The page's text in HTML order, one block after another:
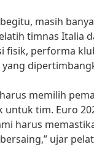
masih
timnas Italia
fisik, performa
yang
memilih
untuk tim. Euro
harus
ujar